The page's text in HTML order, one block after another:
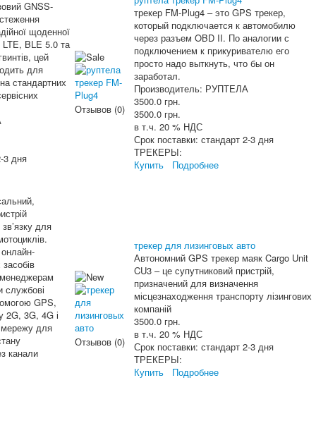
GNSS-
щоденної
LTE, BLE 5.0 та
цей
для
стандартних
3 дня
Отзывов (0)
трекер FM-Plug4 – это GPS трекер,
который подключается к автомобилю
через разъем OBD II. По аналогии с
подключением к прикуривателю его
просто надо выткнуть, что бы он
заработал.
Производитель: РУПТЕЛА
3500.0 грн.
3500.0 грн.
в т.ч. 20 % НДС
Срок поставки: стандарт 2-3 дня
ТРЕКЕРЫ:
Купить
Подробнее
для
онлайн-
службові
GPS,
2G, 3G, 4G і
мережу для
канали
Отзывов (0)
трекер для лизинговых авто
Автономний GPS трекер маяк Cargo Unit
CU3 – це супутниковий пристрій,
призначений для визначення
місцезнаходження транспорту лізингових
компаній
3500.0 грн.
в т.ч. 20 % НДС
Срок поставки: стандарт 2-3 дня
ТРЕКЕРЫ:
Купить
Подробнее